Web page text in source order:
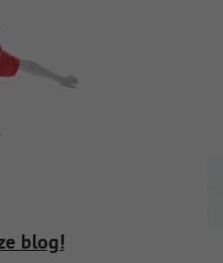
blog!